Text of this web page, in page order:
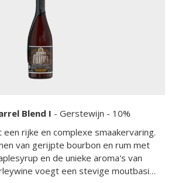
Blend I - Gerstewijn - 10%
rijke en complexe smaakervaring.
van gerijpte bourbon en rum met
en de unieke aroma's van
voegt een stevige moutbasis